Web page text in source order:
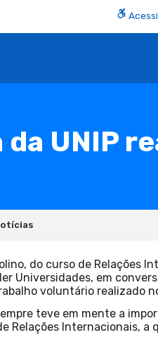
da UNIP
do curso de Relações
Universidades, em
voluntário realizado
teve em mente a
Relações Internacionais,